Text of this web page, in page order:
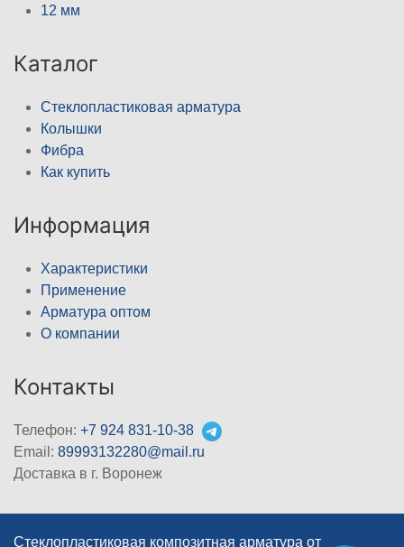
12 мм
Каталог
Стеклопластиковая арматура
Колышки
Фибра
Как купить
Информация
Характеристики
Применение
Арматура оптом
О компании
Контакты
Телефон: +7 924 831-10-38
Email: 89993132280@mail.ru
Доставка в г. Воронеж
Стеклопластиковая композитная арматура от